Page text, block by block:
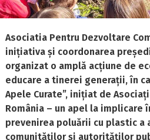
Asociatia Pentru Dezvoltare
inițiativa și coordonarea
organizat o amplă acțiune de
educare a tinerei generații, în
Apele Curate”, inițiat de
România – un apel la implicare
prevenirea poluării cu plastic a
comunităților și autorităților